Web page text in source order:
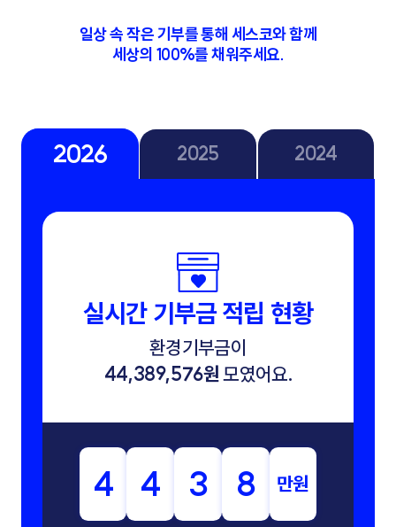
일상 속 작은 기부를 통해 세스코와 함께
세상의 100%를 채워주세요.
2026 2025 2024
실시간 기부금 적립 현황
환경기부금이
44,389,576원모였어요.
4 4 3 8 만원